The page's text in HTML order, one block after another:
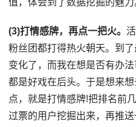
值，体会到了数据挖掘的魅力
(3)打情感牌，再点一把火。
粉丝团都打得热火朝天。到
变化了，而我在想是否有办
都是好戏在后头。于是想来
点，就是打情感牌!把排名前
过票的用户挖掘出来，再推